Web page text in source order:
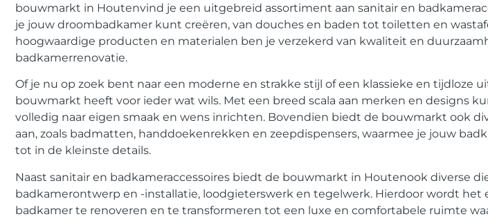
bouwmarkt in Houtenvind je een uitgebreid assortiment aan sanitair en
je jouw droombadkamer kunt creëren, van douches en baden tot toiletten en
hoogwaardige producten en materialen ben je verzekerd van kwaliteit en
badkamerrenovatie.
Of je nu op zoek bent naar een moderne en strakke stijl of een klassieke en tijdloze
bouwmarkt heeft voor ieder wat wils. Met een breed scala aan merken en designs
volledig naar eigen smaak en wens inrichten. Bovendien biedt de bouwmarkt ook
aan, zoals badmatten, handdoekenrekken en zeepdispensers, waarmee je jouw
tot in de kleinste details.
Naast sanitair en badkameraccessoires biedt de bouwmarkt in Houtenook diverse
badkamerontwerp en -installatie, loodgieterswerk en tegelwerk. Hierdoor wordt het
badkamer te renoveren en te transformeren tot een luxe en comfortabele ruimte